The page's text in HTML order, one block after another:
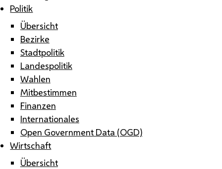
Politik
Übersicht
Bezirke
Stadtpolitik
Landespolitik
Wahlen
Mitbestimmen
Finanzen
Internationales
Open Government Data (OGD)
Wirtschaft
Übersicht